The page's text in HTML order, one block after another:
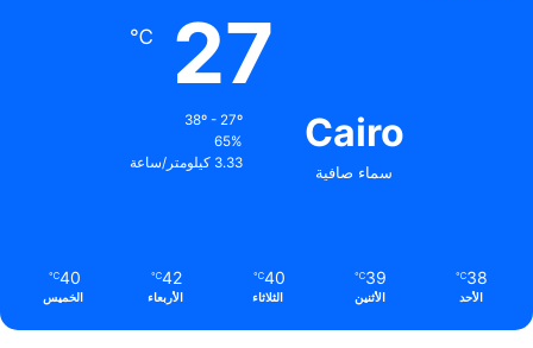
Cairo
سماء صافية
27
℃
38º - 27º
65%
3.33 كيلومتر/ساعة
38
℃
الأحد
39
℃
الأثنين
40
℃
الثلاثاء
42
℃
الأربعاء
40
℃
الخميس